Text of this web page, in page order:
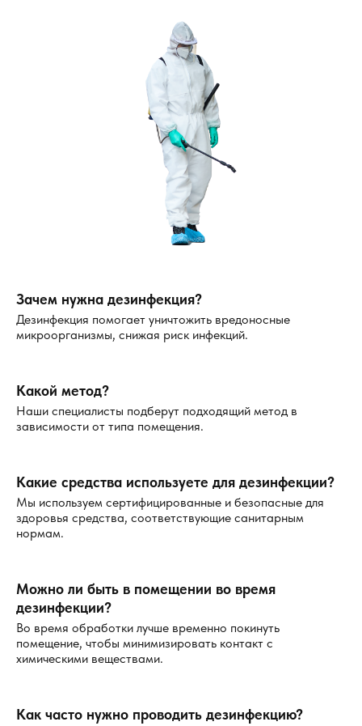
Зачем нужна дезинфекция?
Дезинфекция помогает уничтожить вредоносные
микроорганизмы, снижая риск инфекций.
Какой метод?
Наши специалисты подберут подходящий метод в
зависимости от типа помещения.
Какие средства используете для дезинфекции?
Мы используем сертифицированные и безопасные для
здоровья средства, соответствующие санитарным
нормам.
Можно ли быть в помещении во время
дезинфекции?
Во время обработки лучше временно покинуть
помещение, чтобы минимизировать контакт с
химическими веществами.
Как часто нужно проводить дезинфекцию?